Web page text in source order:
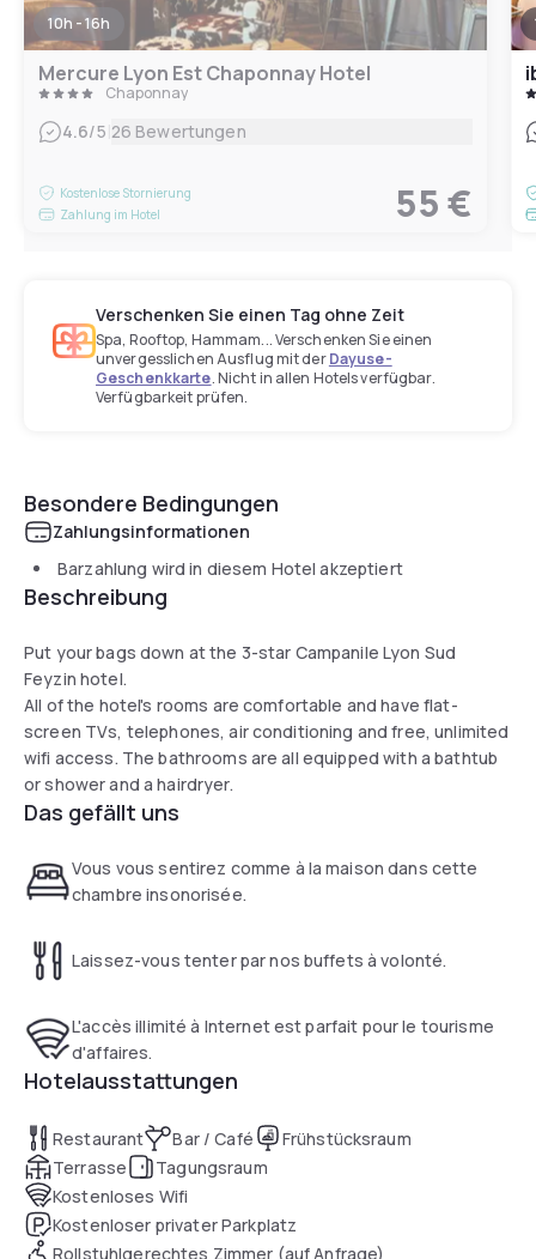
10h - 16h
Mercure Lyon Est Chaponnay Hotel
Chaponnay
4.6/5 26 Bewertungen
Kostenlose Stornierung
Zahlung im Hotel
55 €
Verschenken Sie einen Tag ohne Zeit
Spa, Rooftop, Hammam... Verschenken Sie einen
unvergesslichen Ausflug mit derDayuse-
Geschenkkarte. Nicht in allen Hotels verfügbar.
Verfügbarkeit prüfen.
Besondere Bedingungen
Zahlungsinformationen
Barzahlung wird in diesem Hotel akzeptiert
Beschreibung
Put your bags down at the 3-star Campanile Lyon Sud
Feyzin hotel.
All of the hotel's rooms are comfortable and have flat-
screen TVs, telephones, air conditioning and free, unlimited
wifi access. The bathrooms are all equipped with a bathtub
or shower and a hairdryer.
Das gefällt uns
Vous vous sentirez comme à la maison dans cette
chambre insonorisée.
Laissez-vous tenter par nos buffets à volonté.
L'accès illimité à Internet est parfait pour le tourisme
d'affaires.
Hotelausstattungen
Restaurant Bar / Café
Frühstücksraum
Terrasse
Tagungsraum
Kostenloses Wifi
Kostenloser privater Parkplatz
Rollstuhlgerechtes Zimmer (auf Anfrage)